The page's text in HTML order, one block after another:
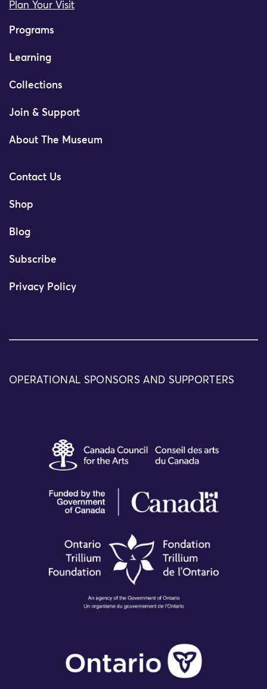
Plan Your Visit
Programs
Learning
Collections
Join & Support
About The Museum
Contact Us
Shop
Blog
Subscribe
Privacy Policy
OPERATIONAL SPONSORS AND SUPPORTERS